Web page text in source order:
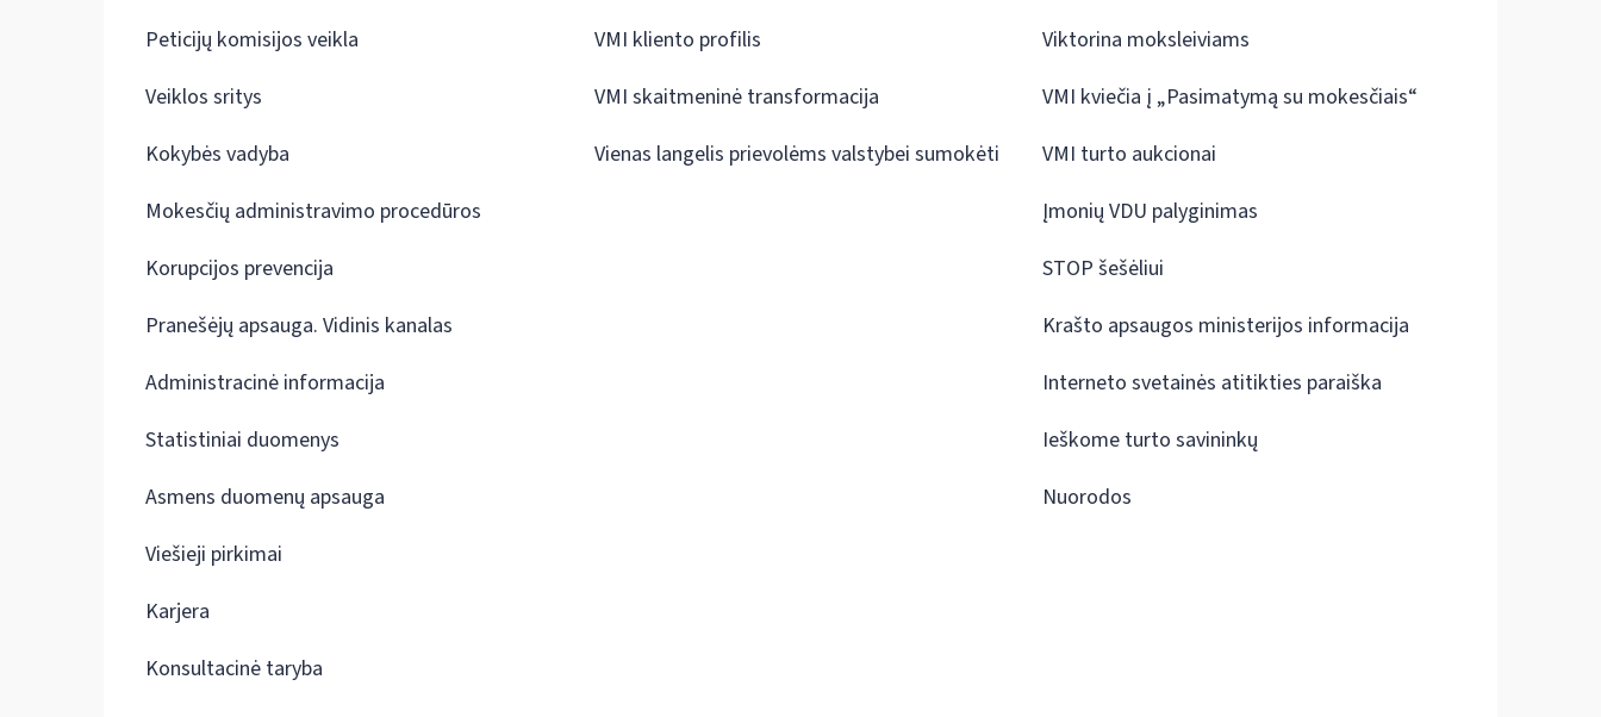
Peticijų komisijos veikla
Veiklos sritys
Kokybės vadyba
Mokesčių administravimo procedūros
Korupcijos prevencija
Pranešėjų apsauga. Vidinis kanalas
Administracinė informacija
Statistiniai duomenys
Asmens duomenų apsauga
Viešieji pirkimai
Karjera
Konsultacinė taryba
VMI kliento profilis
VMI skaitmeninė transformacija
Vienas langelis prievolėms valstybei sumokėti
Viktorina moksleiviams
VMI kviečia į „Pasimatymą su mokesčiais“
VMI turto aukcionai
Įmonių VDU palyginimas
STOP šešėliui
Krašto apsaugos ministerijos informacija
Interneto svetainės atitikties paraiška
Ieškome turto savininkų
Nuorodos